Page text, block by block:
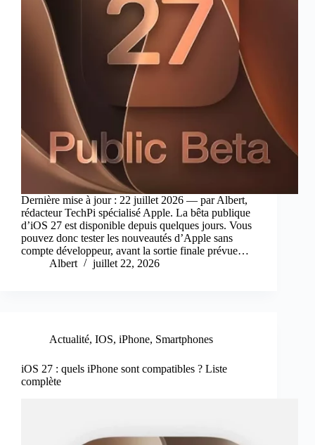
Dernière mise à jour : 22 juillet 2026 — par Albert,
rédacteur TechPi spécialisé Apple. La bêta publique
d’iOS 27 est disponible depuis quelques jours. Vous
pouvez donc tester les nouveautés d’Apple sans
compte développeur, avant la sortie finale prévue…
Albert
juillet 22, 2026
Actualité, IOS, iPhone, Smartphones
iOS 27 : quels iPhone sont compatibles ? Liste
complète